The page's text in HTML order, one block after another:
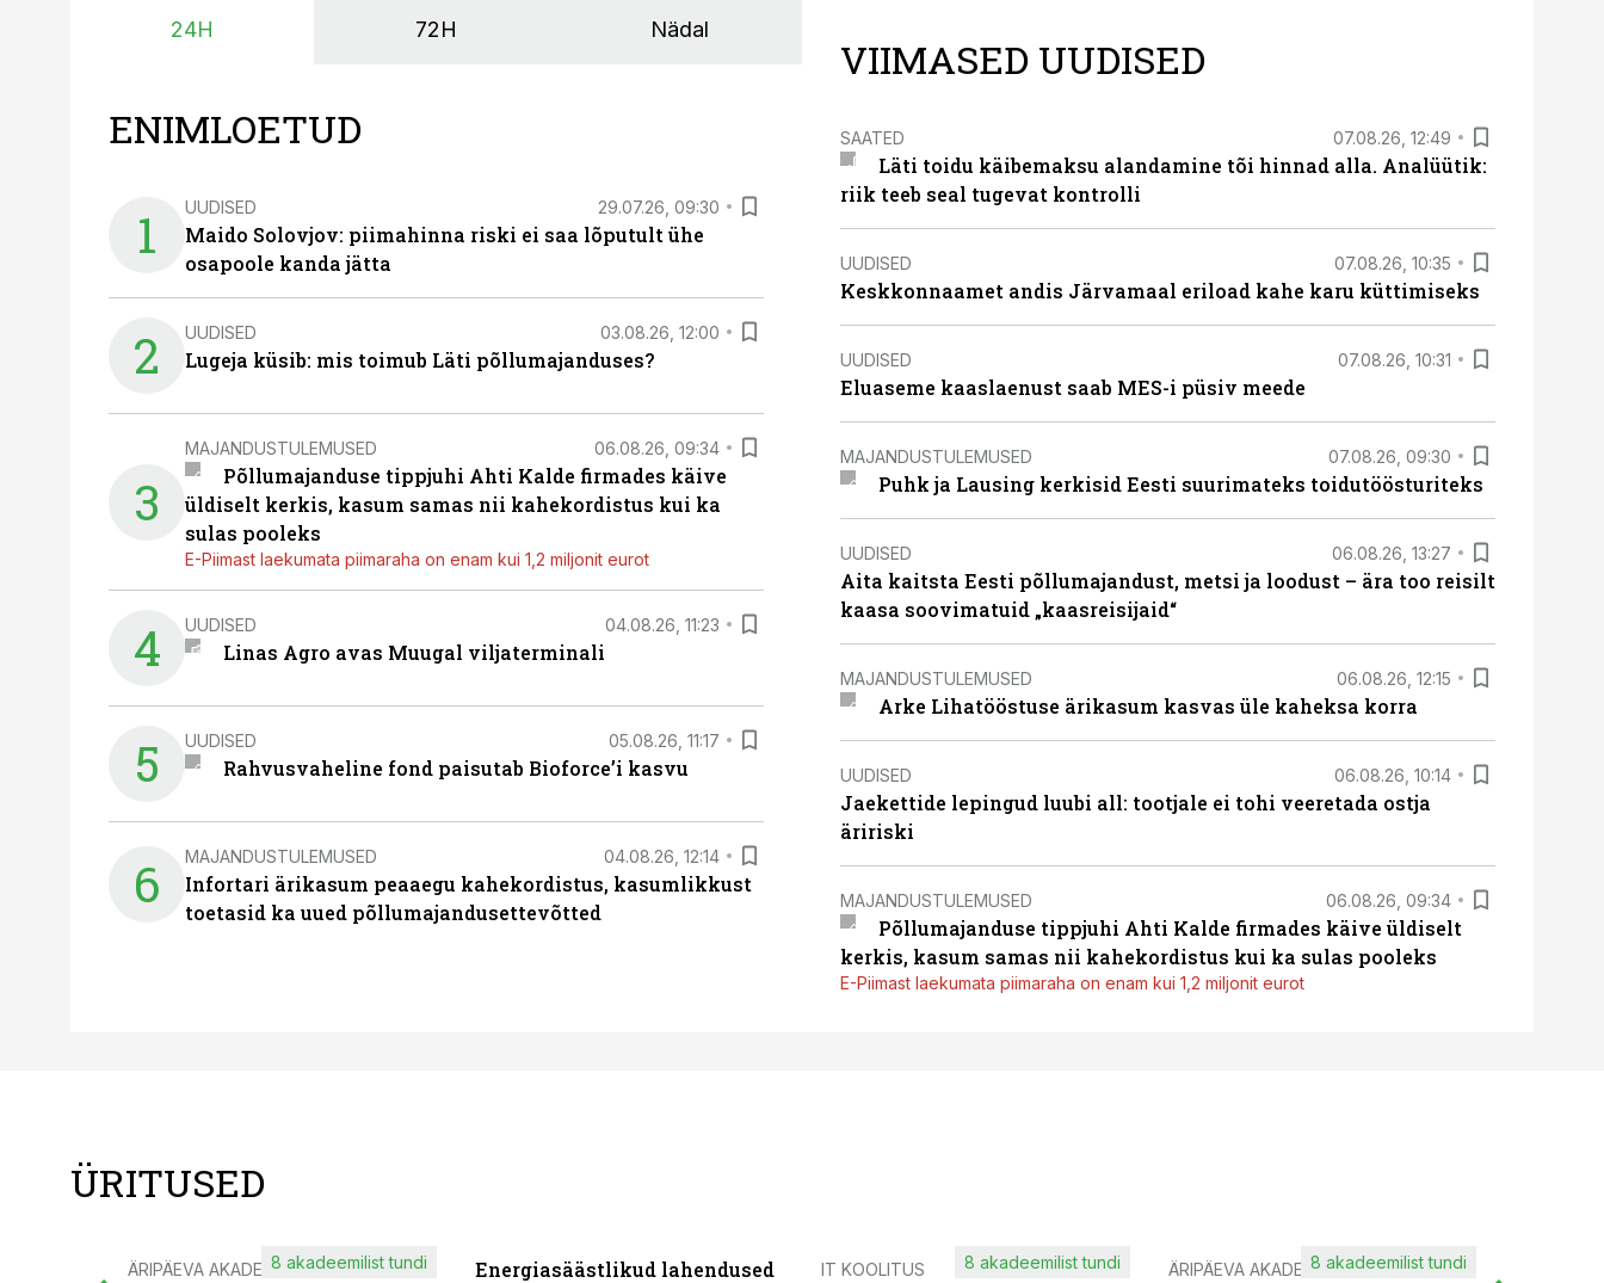
24H 72H Nädal
ENIMLOETUD
1 UUDISED 29.07.26, 09:30
Maido Solovjov: piimahinna riski ei saa lõputult ühe
osapoole kanda jätta
2 UUDISED 03.08.26, 12:00
Lugeja küsib: mis toimub Läti põllumajanduses?
3
MAJANDUSTULEMUSED 06.08.26, 09:34
Põllumajanduse tippjuhi Ahti Kalde firmades käive
üldiselt kerkis, kasum samas nii kahekordistus kui ka
sulas pooleks
E-Piimast laekumata piimaraha on enam kui 1,2 miljonit eurot
4 UUDISED 04.08.26, 11:23
Linas Agro avas Muugal viljaterminali
5 UUDISED 05.08.26, 11:17
Rahvusvaheline fond paisutab Bioforce’i kasvu
6 MAJANDUSTULEMUSED 04.08.26, 12:14
Infortari ärikasum peaaegu kahekordistus, kasumlikkust
toetasid ka uued põllumajandusettevõtted
VIIMASED UUDISED
SAATED 07.08.26, 12:49
Läti toidu käibemaksu alandamine tõi hinnad alla. Analüütik:
riik teeb seal tugevat kontrolli
UUDISED 07.08.26, 10:35
Keskkonnaamet andis Järvamaal eriload kahe karu küttimiseks
UUDISED 07.08.26, 10:31
Eluaseme kaaslaenust saab MES-i püsiv meede
MAJANDUSTULEMUSED 07.08.26, 09:30
Puhk ja Lausing kerkisid Eesti suurimateks toidutöösturiteks
UUDISED 06.08.26, 13:27
Aita kaitsta Eesti põllumajandust, metsi ja loodust – ära too reisilt
kaasa soovimatuid „kaasreisijaid“
MAJANDUSTULEMUSED 06.08.26, 12:15
Arke Lihatööstuse ärikasum kasvas üle kaheksa korra
UUDISED 06.08.26, 10:14
Jaekettide lepingud luubi all: tootjale ei tohi veeretada ostja
äririski
MAJANDUSTULEMUSED 06.08.26, 09:34
Põllumajanduse tippjuhi Ahti Kalde firmades käive üldiselt
kerkis, kasum samas nii kahekordistus kui ka sulas pooleks
E-Piimast laekumata piimaraha on enam kui 1,2 miljonit eurot
ÜRITUSED
ÄRIPÄEVA AKADEEMIA8 akadeemilist tundi
Energiasäästlikud lahendused
IT KOOLITUS 8 akadeemilist tundi ÄRIPÄEVA AKADEEMIA8 akadeemilist tundi